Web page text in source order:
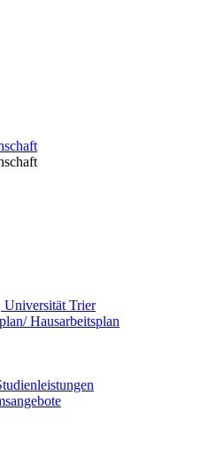
Universität Trier
Hausarbeitsplan